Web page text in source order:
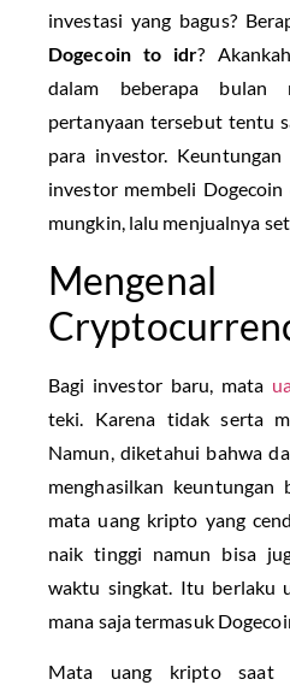
investasi yang bagus?
Dogecoin to idr?
dalam beberapa bulan
pertanyaan tersebut tentu
para investor.
investor membeli Dogecoin
mungkin, lalu menjualnya
Bagi investor baru, mata
teki. Karena tidak serta
Namun, diketahui bahwa
menghasilkan keuntungan
mata uang kripto yang
naik tinggi namun bisa
waktu singkat. Itu berlaku
mana saja termasuk
Mata uang kripto saat